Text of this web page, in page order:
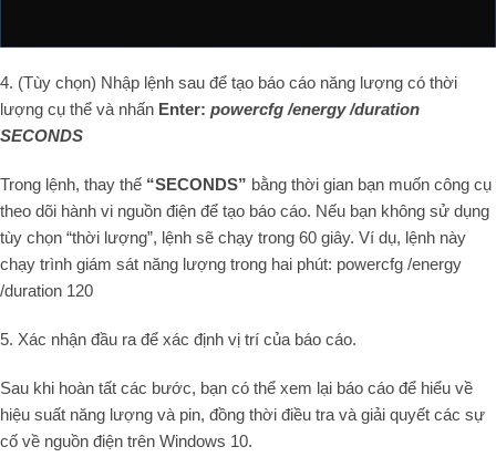
4. (Tùy chọn) Nhập lệnh sau để tạo báo cáo năng lượng có thời
lượng cụ thể và nhấn Enter: powercfg /energy /duration
SECONDS
Trong lệnh, thay thế “SECONDS” bằng thời gian bạn muốn công cụ
theo dõi hành vi nguồn điện để tạo báo cáo. Nếu bạn không sử dụng
tùy chọn “thời lượng”, lệnh sẽ chạy trong 60 giây. Ví dụ, lệnh này
chạy trình giám sát năng lượng trong hai phút: powercfg /energy
/duration 120
5. Xác nhận đầu ra để xác định vị trí của báo cáo.
Sau khi hoàn tất các bước, bạn có thể xem lại báo cáo để hiểu về
hiệu suất năng lượng và pin, đồng thời điều tra và giải quyết các sự
cố về nguồn điện trên Windows 10.